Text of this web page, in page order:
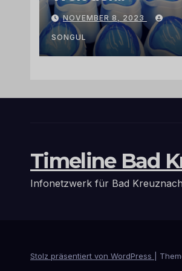
Exklusivität:
Arganöl,
und
NOVEMBER 8, 2023
SONGUL
Timeline Bad
Infonetzwerk für Bad Kreuznach
Stolz präsentiert von WordPress